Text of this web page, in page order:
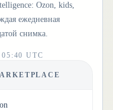
Ozon, kids,
ежедневная
снимка.
UTC